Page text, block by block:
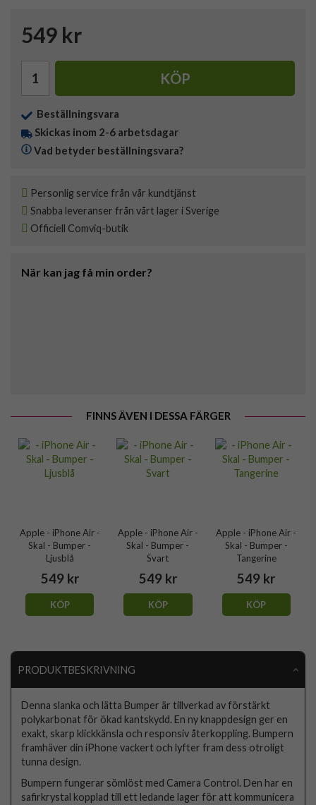
549 kr
KÖP
Beställningsvara
Skickas inom 2-6 arbetsdagar
Vad betyder beställningsvara?
Personlig service från vår kundtjänst
Snabba leveranser från vårt lager i Sverige
Officiell Comviq-butik
När kan jag få min order?
FINNS ÄVEN I DESSA FÄRGER
Apple - iPhone Air -
Skal - Bumper -
Ljusblå
549 kr
KÖP
Apple - iPhone Air -
Skal - Bumper -
Svart
549 kr
KÖP
Apple - iPhone Air -
Skal - Bumper -
Tangerine
549 kr
KÖP
PRODUKTBESKRIVNING
Denna slanka och lätta Bumper är tillverkad av förstärkt
polykarbonat för ökad kantskydd. En ny knappdesign ger en
exakt, skarp klickkänsla och responsiv återkoppling. Bumpern
framhäver din iPhone vackert och lyfter fram dess otroligt
tunna design.
Bumpern fungerar sömlöst med Camera Control. Den har en
safirkrystal kopplad till ett ledande lager för att kommunicera